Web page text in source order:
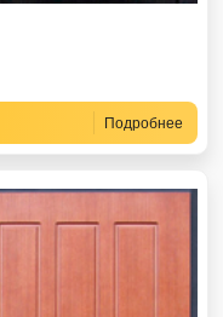
Подробнее